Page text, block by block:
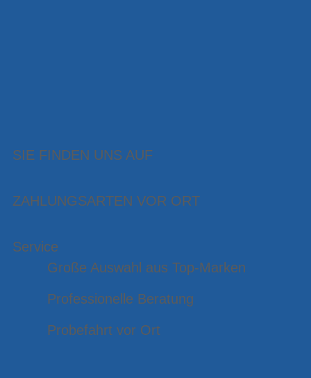
SIE FINDEN UNS AUF
ZAHLUNGSARTEN VOR ORT
Service
Große Auswahl aus Top-Marken
Professionelle Beratung
Probefahrt vor Ort